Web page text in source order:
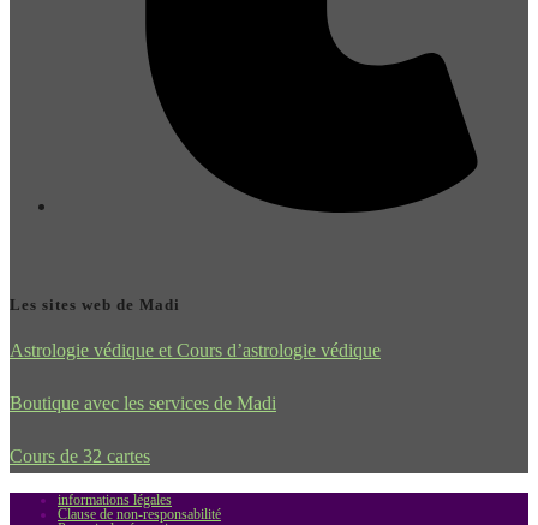
Les sites web de Madi
Astrologie védique et Cours d’astrologie védique
Boutique avec les services de Madi
Cours de 32 cartes
informations légales
Clause de non-responsabilité